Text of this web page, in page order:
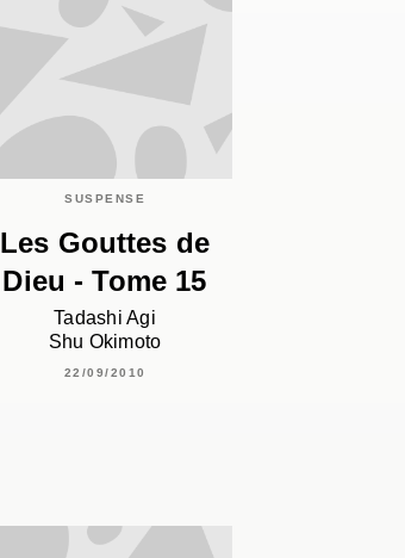
SUSPENSE
Les Gouttes de
Dieu - Tome 15
Tadashi Agi
Shu Okimoto
22/09/2010